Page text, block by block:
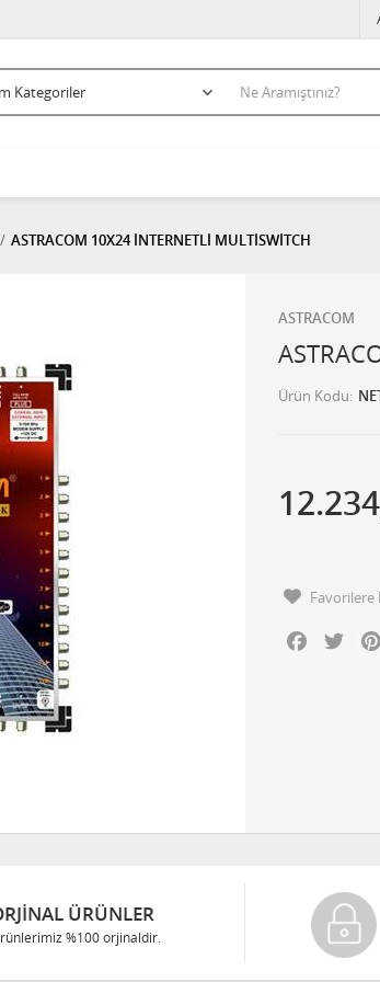
ASTRACOM 10X24 İNTERNETLİ MULTİSWİTCH
ASTRACOM
Ürün Kodu
Favorilere
Facebook
ÜRÜNLER
%100 orjinaldir.